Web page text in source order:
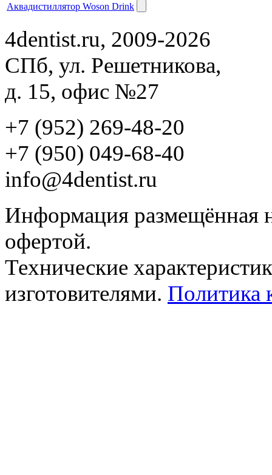
Аквадистиллятор Woson Drink
4dentist.ru, 2009-2026
СПб, ул. Решетникова,
д. 15, офис №27
+7 (952) 269-48-20
‪+7 (950) 049-68-40
info@4dentist.ru
Информация размещённая
офертой.
Технические
изготовителями. Политика